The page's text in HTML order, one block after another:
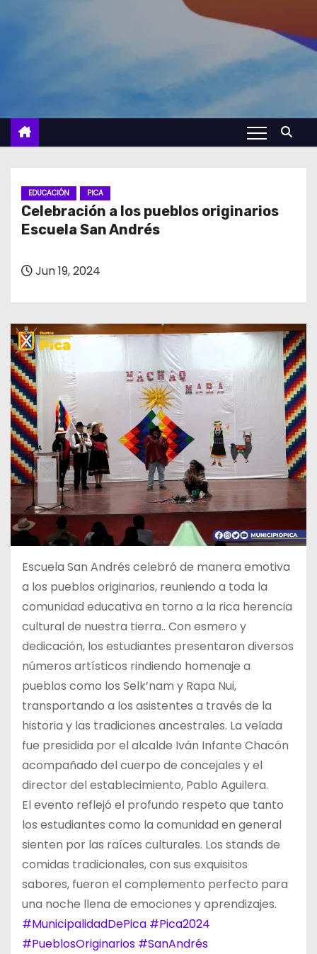
EDUCACIÓN PICA
Celebración a los pueblos originarios
Escuela San Andrés
Jun 19, 2024
Escuela San Andrés celebró de manera emotiva
a los pueblos originarios, reuniendo a toda la
comunidad educativa en torno a la rica herencia
cultural de nuestra tierra.. Con esmero y
dedicación, los estudiantes presentaron diversos
números artísticos rindiendo homenaje a
pueblos como los Selk’nam y Rapa Nui,
transportando a los asistentes a través de la
historia y las tradiciones ancestrales. La velada
fue presidida por el alcalde Iván Infante Chacón
acompañado del cuerpo de concejales y el
director del establecimiento, Pablo Aguilera.
El evento reflejó el profundo respeto que tanto
los estudiantes como la comunidad en general
sienten por las raíces culturales. Los stands de
comidas tradicionales, con sus exquisitos
sabores, fueron el complemento perfecto para
una noche llena de emociones y aprendizajes.
#MunicipalidadDePica #Pica2024
#PueblosOriginarios #SanAndrés